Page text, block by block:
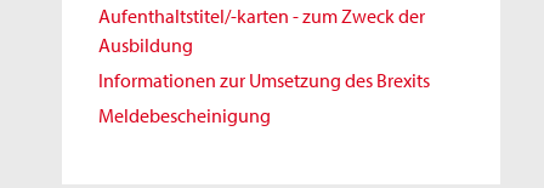
Aufenthaltstitel/-karten - zum Zweck der
Ausbildung
Informationen zur Umsetzung des Brexits
Meldebescheinigung